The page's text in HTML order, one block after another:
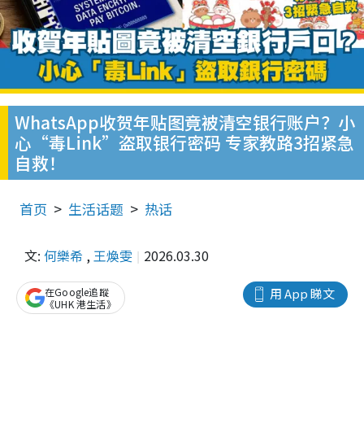
WhatsApp收贺年贴图竟被清空银行账户？小
心“毒Link”盗取银行密码 专家教路3招紧急
自救！
首页 生活话题 热话
文: 何樂希 ,王煥雯 2026.03.30
用 App 睇文
在Google追蹤
《UHK 港生活》